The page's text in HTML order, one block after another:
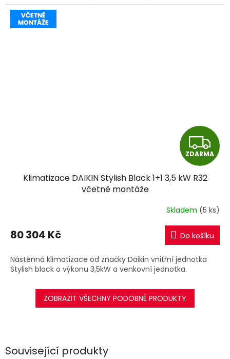
Související produkty
Z
D
R
M
A
ZDARMA
Klimatizace DAIKIN Stylish Black 1+1 3,5 kW R32
včetně montáže
Skladem (5 ks)
80 304 Kč Do košíku
Nástěnná klimatizace od značky Daikin vnitřní jednotka
Stylish black o výkonu 3,5kW a venkovní jednotka.
ZOBRAZIT VŠECHNY PODOBNÉ PRODUKTY